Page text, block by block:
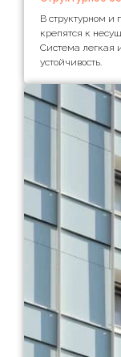
В структурном и
крепятся к
Система легкая
устойчивость.